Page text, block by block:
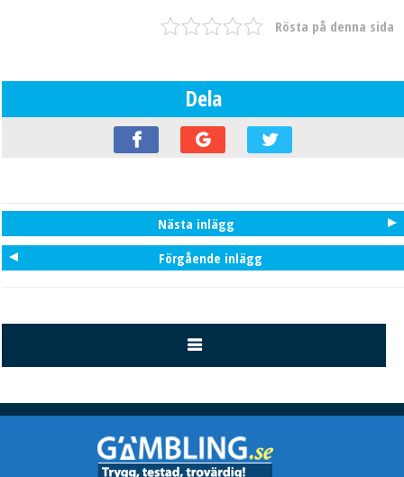
Rösta på denna sida
Dela
Nästa inlägg
Förgående inlägg